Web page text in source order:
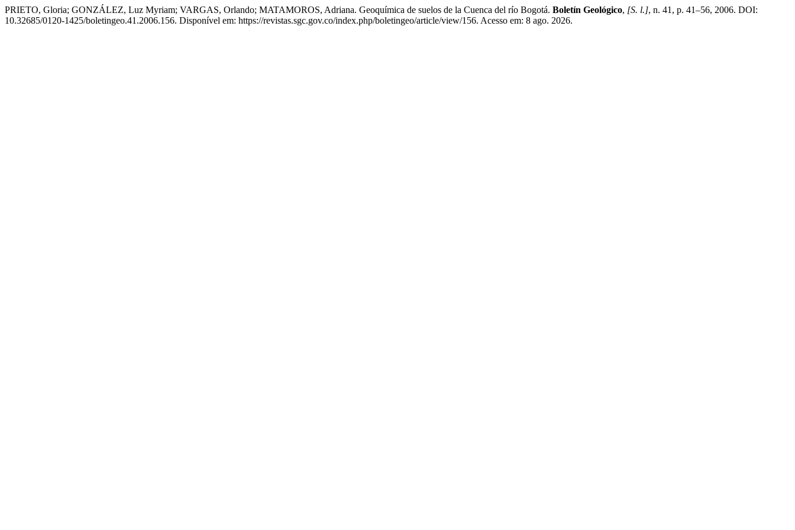
PRIETO, Gloria; GONZÁLEZ, Luz Myriam; VARGAS, Orlando; MATAMOROS, Adriana. Geoquímica de suelos de la Cuenca del río Bogotá. Boletín Geológico, [S. l.], n. 41, p. 41–56, 2006. DOI:
10.32685/0120-1425/boletingeo.41.2006.156. Disponível em: https://revistas.sgc.gov.co/index.php/boletingeo/article/view/156. Acesso em: 8 ago. 2026.